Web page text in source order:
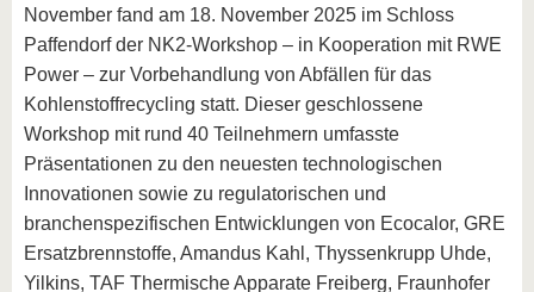
November fand am 18. November 2025 im Schloss
Paffendorf der NK2-Workshop – in Kooperation mit RWE
Power – zur Vorbehandlung von Abfällen für das
Kohlenstoffrecycling statt. Dieser geschlossene
Workshop mit rund 40 Teilnehmern umfasste
Präsentationen zu den neuesten technologischen
Innovationen sowie zu regulatorischen und
branchenspezifischen Entwicklungen von Ecocalor, GRE
Ersatzbrennstoffe, Amandus Kahl, Thyssenkrupp Uhde,
Yilkins, TAF Thermische Apparate Freiberg, Fraunhofer